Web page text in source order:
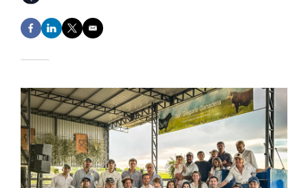
F
a
e
o
o
k
L
i
d
I
n
T
w
e
r
E
m